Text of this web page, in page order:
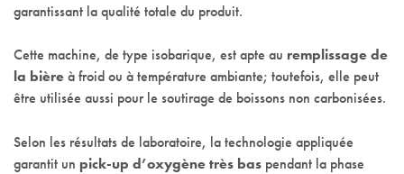
garantissant la qualité totale du produit.
Cette machine, de type isobarique, est apte au remplissage de
la bièreà froid ou à température ambiante; toutefois, elle peut
être utilisée aussi pour le soutirage de boissons non carbonisées.
Selon les résultats de laboratoire, la technologie appliquée
garantit un pick-up d’oxygène très bas pendant la phase